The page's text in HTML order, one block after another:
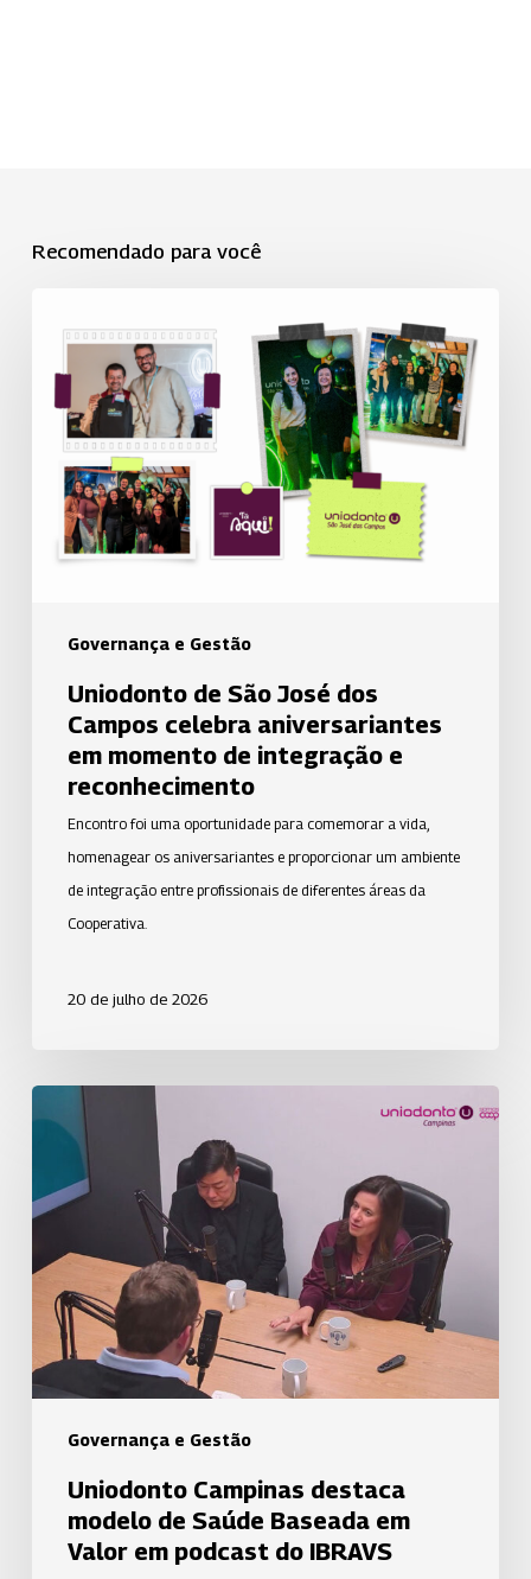
Recomendado para você
Governança e Gestão
São
José
Campos
celebra
aniversariantes
em
reconhecimento
Uniodonto de São José dos
Campos celebra aniversariantes
em momento de integração e
reconhecimento
Encontro foi uma oportunidade para comemorar a vida,
homenagear os aniversariantes e proporcionar um ambiente
de integração entre profissionais de diferentes áreas da
Cooperativa.
20 de julho de 2026
Governança e Gestão
Uniodonto
Campinas
destaca
modelo
Saúde
Baseada
em
Valor
em
podcast
IBRAVS
Uniodonto Campinas destaca
modelo de Saúde Baseada em
Valor em podcast do IBRAVS